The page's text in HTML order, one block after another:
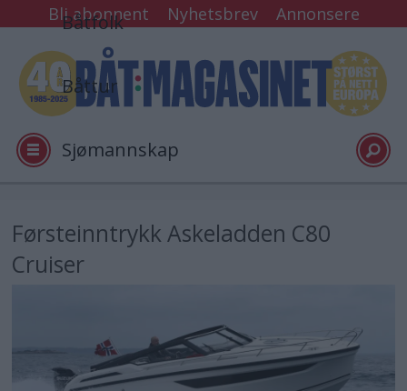
Bli abonnent Nyhetsbrev Annonsere
Båtfolk
Båttur
Sjømannskap
Arkiv
Video
Førsteinntrykk Askeladden C80
Cruiser